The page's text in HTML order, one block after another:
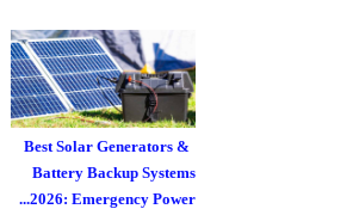
Best Solar Generators &
Battery Backup Systems
2026: Emergency Power...